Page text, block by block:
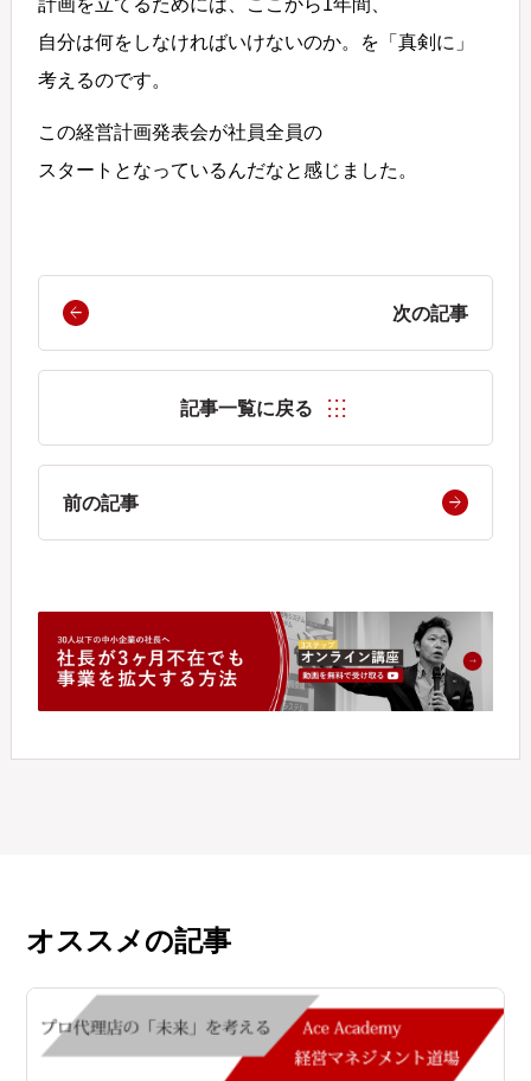
計画を立てるためには、ここから1年間、
自分は何をしなければいけないのか。を「真剣に」
考えるのです。
この経営計画発表会が社員全員の
スタートとなっているんだなと感じました。
次の記事
記事一覧に戻る
前の記事
オススメの記事